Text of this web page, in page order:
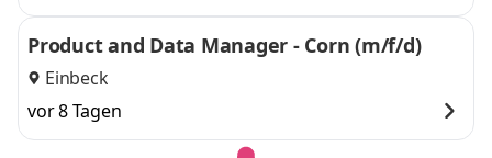
Product and Data Manager - Corn (m/f/d)
Einbeck
vor 8 Tagen